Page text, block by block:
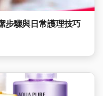
步驟與日常護理技巧